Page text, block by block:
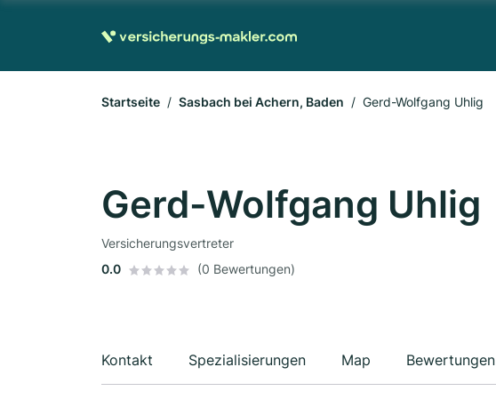
Startseite Sasbach bei Achern, Baden Gerd-Wolfgang Uhlig
Gerd-Wolfgang Uhlig
Versicherungsvertreter
0.0
(0 Bewertungen)
Kontakt Spezialisierungen Map Bewertungen